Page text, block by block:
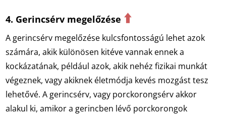
4. Gerincsérv megelőzése ⬆️
A gerincsérv megelőzése kulcsfontosságú lehet azok
számára, akik különösen kitéve vannak ennek a
kockázatának, például azok, akik nehéz fizikai munkát
végeznek, vagy akiknek életmódja kevés mozgást tesz
lehetővé. A gerincsérv, vagy porckorongsérv akkor
alakul ki, amikor a gerincben lévő porckorongok